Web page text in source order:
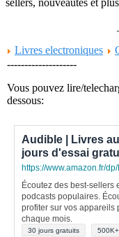
sellers, nouveautés et
Livres electroniques
--------------------
Vous pouvez lire/
dessous:
Audible | Livres
jours d'essai
https://www.amazon.fr/
Écoutez des best-sellers
podcasts populaires.
profiter sur vos appareils
chaque mois.
30 jours gratuits